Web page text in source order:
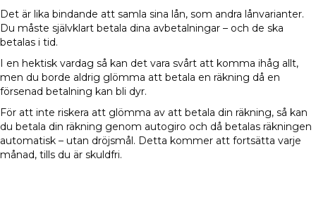
Det är lika bindande att samla sina lån, som andra lånvarianter.
Du måste självklart betala dina avbetalningar – och de ska
betalas i tid.
I en hektisk vardag så kan det vara svårt att komma ihåg allt,
men du borde aldrig glömma att betala en räkning då en
försenad betalning kan bli dyr.
För att inte riskera att glömma av att betala din räkning, så kan
du betala din räkning genom autogiro och då betalas räkningen
automatisk – utan dröjsmål. Detta kommer att fortsätta varje
månad, tills du är skuldfri.